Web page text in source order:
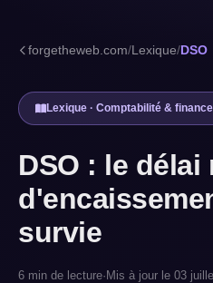
forgetheweb.com/Lexique/ DSO
Lexique · Comptabilité & finance
DSO : le délai
survie
6 min de lecture· Mis à jour le 03